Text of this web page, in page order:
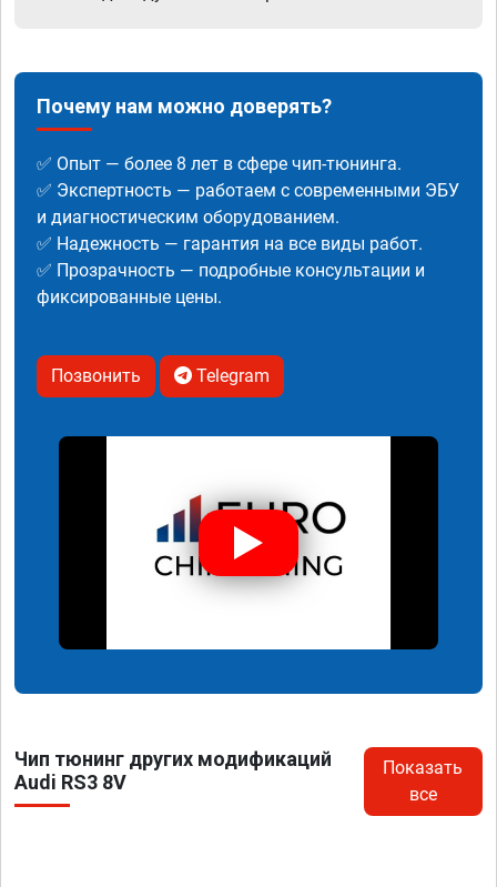
Почему нам можно доверять?
✅ Опыт — более 8 лет в сфере чип-тюнинга.
✅ Экспертность — работаем с современными ЭБУ
и диагностическим оборудованием.
✅ Надежность — гарантия на все виды работ.
✅ Прозрачность — подробные консультации и
фиксированные цены.
Позвонить Telegram
Чип тюнинг других модификаций
Audi RS3 8V
Показать
все